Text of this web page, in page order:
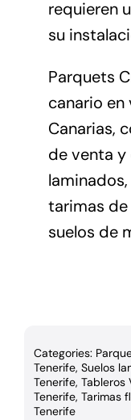
requieren
su
Parquets
canario en
Canarias,
de venta
tarimas de
suelos de
Categories:
Tenerife, Suelos
Tenerife, Tableros
Tenerife, Tarimas
Tenerife